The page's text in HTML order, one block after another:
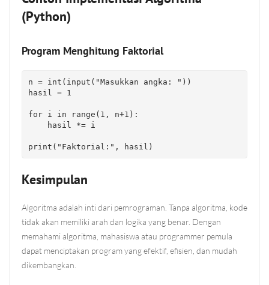
(Python)
Program Menghitung Faktorial
n = int ( input ( "Masukkan angka: " ))
hasil = 1
for i in range ( 1 , n+1 ):
print ( "Faktorial:" , hasil)
Kesimpulan
Algoritma adalah inti dari pemrograman. Tanpa algoritma, kode
tidak akan memiliki arah dan logika yang benar. Dengan
memahami algoritma, mahasiswa atau programmer pemula
dapat menciptakan program yang efektif, efisien, dan mudah
dikembangkan.